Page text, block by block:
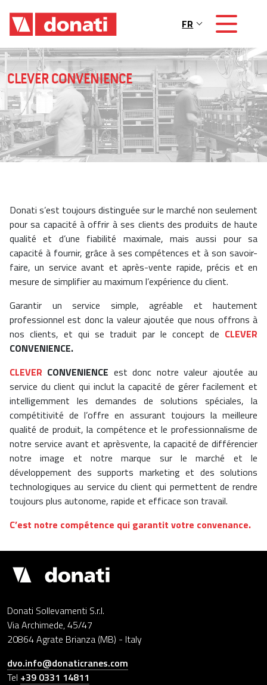
FR
Main navigation
CLEVER CONVENIENCE
Donati s’est toujours distinguée sur le marché non seulement
pour sa capacité à offrir à ses clients des produits de haute
qualité et d’une fiabilité maximale, mais aussi pour sa
capacité à fournir, grâce à ses compétences et à son savoir-
faire, un service avant et après-vente rapide, précis et en
mesure de simplifier au maximum l’expérience du client.
Garantir un service simple, agréable et hautement
professionnel est donc la valeur ajoutée que nous offrons à
nos clients, et qui se traduit par le concept de CLEVER
CONVENIENCE.
CLEVER CONVENIENCE est donc notre valeur ajoutée au
service du client qui inclut la capacité de gérer facilement et
intelligemment les demandes de solutions spéciales, la
compétitivité de l’offre en assurant toujours la meilleure
qualité de produit, la compétence et le professionnalisme de
notre service avant et aprèsvente, la capacité de différencier
notre image et notre marque sur le marché et le
développement des supports marketing et des solutions
technologiques au service du client qui permettent de rendre
toujours plus autonome, rapide et efficace son travail.
C’est notre compétence qui garantit votre convenance.
Drupal
Donati Sollevamenti S.r.l.
Via Archimede, 45/47
20864 Agrate Brianza (MB) - Italy
dvo.info@donaticranes.com
Tel +39 0331 14811